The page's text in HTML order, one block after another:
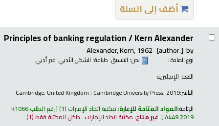
أضف إلى السلة
Principles of banking regulation /Kern Alexander
by
Alexander, Kern, 1962-[author.]
نوع المادة : نص؛ التنسيق: طباعة؛ الشكل الأدبي: غير أدبي
اللغة: الإنجليزية
الناشر:Cambridge, United Kingdom : Cambridge University Press, 2019
الإتاحة:المواد المتاحة للإعارة: مكتبة اتحاد الإمارات (1) رقم الطلب:K1066
.A449 2019
.غير متاح: مكتبة اتحاد الإمارات : داخل المكتبة فقط(1).